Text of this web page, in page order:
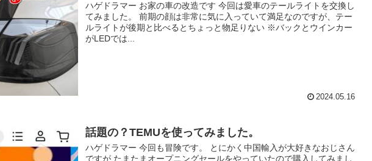
ハゲドラマー お家の車の改造です 今回は愛車のテールライトを交換し
てみました。 前期の顔は非常に気に入っていて満足なのですが、テー
ルライトが後期と比べるとちょっと物足りない ※バックとウインカー
がLEDでは...
2024.05.16
話題の？TEMUを使ってみました。
ハゲドラマー 今回も冒険です。 とにかく中国輸入が大好きなおじさん
ですが たまたまオープニングセールをやっていたので購入してみまし